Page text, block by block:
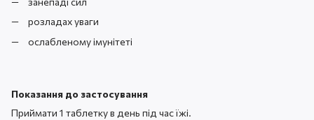
розладах уваги
ослабленому імунітеті
Показання до застосування
Приймати 1 таблетку в день під час їжі.